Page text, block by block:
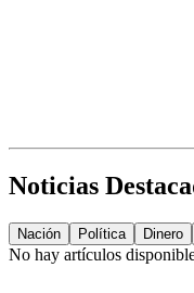
Noticias
Nación Política Dinero
No hay artículos